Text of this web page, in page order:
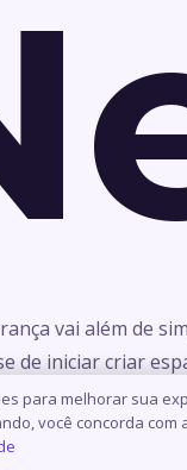
vai além de
de iniciar criar
não é punido, mas
da liderança
para melhorar sua
você concorda com